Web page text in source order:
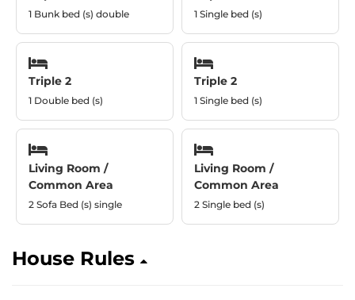
1 Bunk bed (s) double 1 Single bed (s)
Triple 2
1 Double bed (s)
Triple 2
1 Single bed (s)
Living Room /
Common Area
2 Sofa Bed (s) single
Living Room /
Common Area
2 Single bed (s)
House Rules